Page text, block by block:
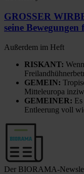
GROSSER
seine Bewegungen
Außerdem im Heft
RISKANT:
GEMEIN:
Mitteleuropa
GEMEINER:
Entleerung voll
Der BIORAMA-